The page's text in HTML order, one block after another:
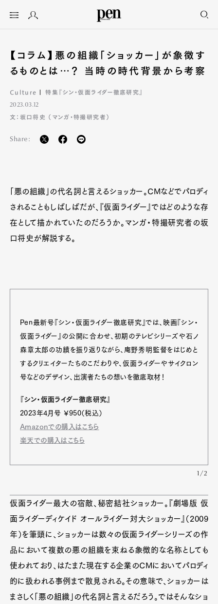
【コラム】悪の組織「ショッカー」が象徴す
るものとは…？ 当時の時代背景から考察
Culture 特集『シン・仮面ライダー徹底研究』
2023.03.12
文：坂口将史 （マンガ・特撮研究者）
Share:
「悪の組織」の代名詞と言えるショッカー。CMなどでパロディ
されることもしばしばだが、『仮面ライダー』ではどのような存
在として描かれていたのだろうか。マンガ・特撮研究者の坂
口将史が解説する。
Pen最新号『シン・仮面ライダー徹底研究』では、映画『シン・
仮面ライダー』の公開に合わせ、初期のテレビシリーズや石ノ
森章太郎の功績を振り返りながら、庵野秀明監督をはじめと
するクリエイターたちのこだわりや、仮面ライダーやサイクロン
号などのデザイン、出演者たちの想いを徹底取材！
『シン・仮面ライダー徹底研究』
2023年4月号 ￥950（税込）
Amazonでの購入はこちら
楽天での購入はこちら
1/2
仮面ライダー最大の宿敵、秘密結社ショッカー。『劇場版 仮
面ライダーディケイド オールライダー対大ショッカー』（2009
年）を筆頭に、ショッカーは数々の仮面ライダーシリーズの作
品において複数の悪の組織を束ねる象徴的な名称としても
使われており、はたまた現在する企業のCMにおいてパロディ
的に扱われる事例まで散見される。その意味で、ショッカーは
まさしく「悪の組織」の代名詞と言えるだろう。ではそんなショ